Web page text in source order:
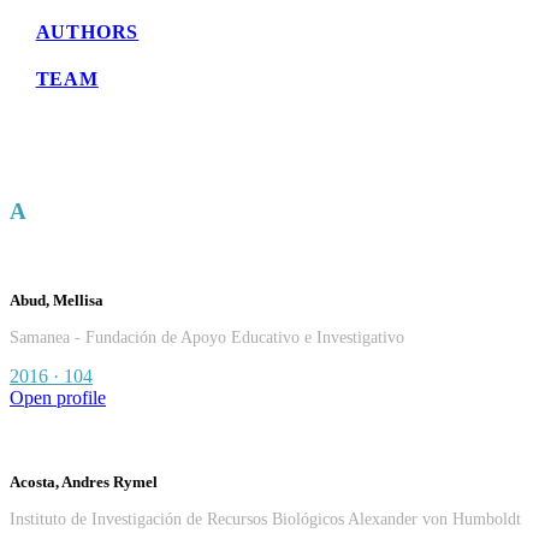
AUTHORS
TEAM
A
Abud, Mellisa
Samanea - Fundación de Apoyo Educativo e Investigativo
2016 · 104
Open profile
Acosta, Andres Rymel
Instituto de Investigación de Recursos Biológicos Alexander von Humboldt